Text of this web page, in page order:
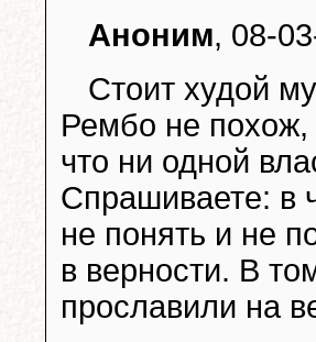
Аноним, 08-
Стоит худой
Рембо не похож,
что ни одной
Спрашиваете: в
не понять и не
в верности. В
прославили на